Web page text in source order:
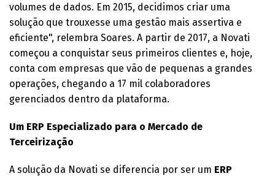
volumes de dados. Em 2015, decidimos criar uma
solução que trouxesse uma gestão mais assertiva e
eficiente", relembra Soares. A partir de 2017, a Novati
começou a conquistar seus primeiros clientes e, hoje,
conta com empresas que vão de pequenas a grandes
operações, chegando a 17 mil colaboradores
gerenciados dentro da plataforma.
Um ERP Especializado para o Mercado de
Terceirização
A solução da Novati se diferencia por ser um ERP